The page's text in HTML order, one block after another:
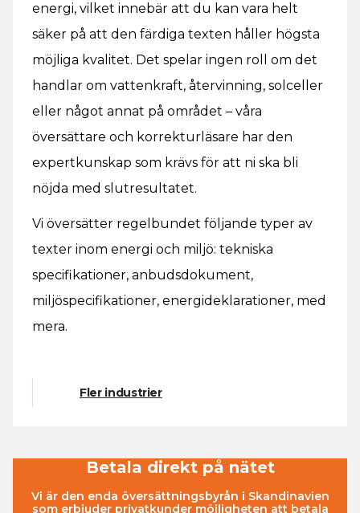
energi, vilket innebär att du kan vara helt
säker på att den färdiga texten håller högsta
möjliga kvalitet. Det spelar ingen roll om det
handlar om vattenkraft, återvinning, solceller
eller något annat på området – våra
översättare och korrekturläsare har den
expertkunskap som krävs för att ni ska bli
nöjda med slutresultatet.
Vi översätter regelbundet följande typer av
texter inom energi och miljö: tekniska
specifikationer, anbudsdokument,
miljöspecifikationer, energideklarationer, med
mera.
Fler industrier
Betala direkt på nätet
Vi är den enda översättningsbyrån i Skandinavien
som erbjuder privatkunder möjligheten att betala